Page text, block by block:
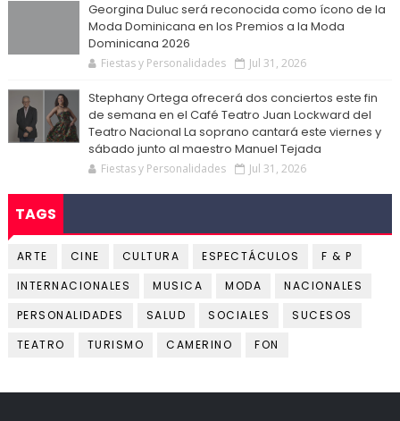
Georgina Duluc será reconocida como ícono de la
Moda Dominicana en los Premios a la Moda
Dominicana 2026
Fiestas y Personalidades Jul 31, 2026
Stephany Ortega ofrecerá dos conciertos este fin
de semana en el Café Teatro Juan Lockward del
Teatro Nacional La soprano cantará este viernes y
sábado junto al maestro Manuel Tejada
Fiestas y Personalidades Jul 31, 2026
TAGS
ARTE CINE CULTURA ESPECTÁCULOS
F & P
INTERNACIONALES
MUSICA MODA
NACIONALES
PERSONALIDADES
SALUD SOCIALES
SUCESOS
TEATRO
TURISMO CAMERINO FON